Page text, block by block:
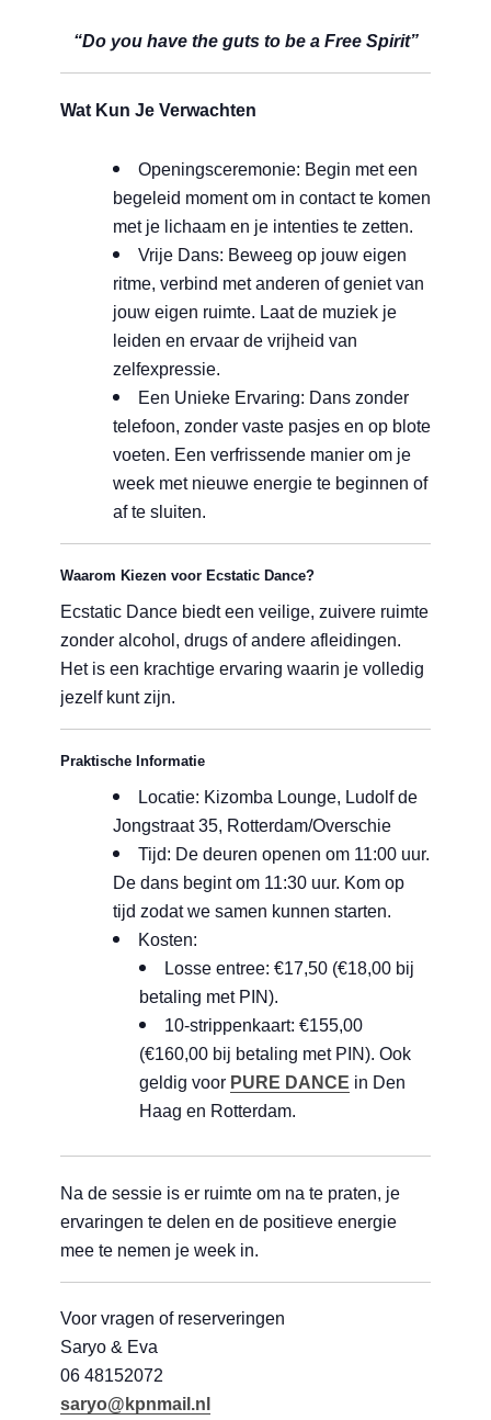
“Do you have the guts to be a Free Spirit”
Wat Kun Je Verwachten
Openingsceremonie: Begin met een
begeleid moment om in contact te komen
met je lichaam en je intenties te zetten.
Vrije Dans: Beweeg op jouw eigen
ritme, verbind met anderen of geniet van
jouw eigen ruimte. Laat de muziek je
leiden en ervaar de vrijheid van
zelfexpressie.
Een Unieke Ervaring: Dans zonder
telefoon, zonder vaste pasjes en op blote
voeten. Een verfrissende manier om je
week met nieuwe energie te beginnen of
af te sluiten.
Waarom Kiezen voor Ecstatic Dance?
Ecstatic Dance biedt een veilige, zuivere ruimte
zonder alcohol, drugs of andere afleidingen.
Het is een krachtige ervaring waarin je volledig
jezelf kunt zijn.
Praktische Informatie
Locatie: Kizomba Lounge, Ludolf de
Jongstraat 35, Rotterdam/Overschie
Tijd: De deuren openen om 11:00 uur.
De dans begint om 11:30 uur. Kom op
tijd zodat we samen kunnen starten.
Kosten:
Losse entree: €17,50 (€18,00 bij
betaling met PIN).
10-strippenkaart: €155,00
(€160,00 bij betaling met PIN). Ook
geldig voor PURE DANCE in Den
Haag en Rotterdam.
Na de sessie is er ruimte om na te praten, je
ervaringen te delen en de positieve energie
mee te nemen je week in.
Voor vragen of reserveringen
Saryo & Eva
06 48152072
saryo@kpnmail.nl